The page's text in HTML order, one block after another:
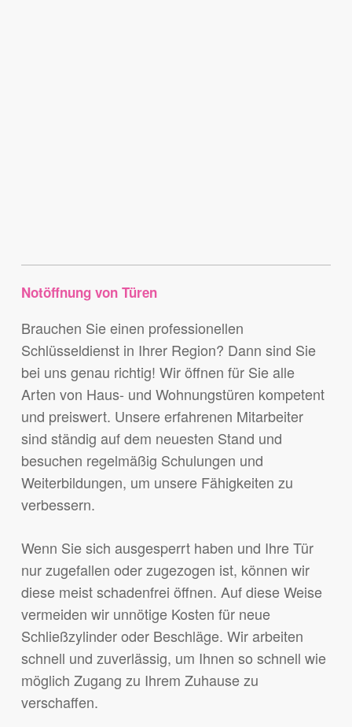
Notöffnung von Türen
Brauchen Sie einen professionellen
Schlüsseldienst in Ihrer Region? Dann sind Sie
bei uns genau richtig! Wir öffnen für Sie alle
Arten von Haus- und Wohnungstüren kompetent
und preiswert. Unsere erfahrenen Mitarbeiter
sind ständig auf dem neuesten Stand und
besuchen regelmäßig Schulungen und
Weiterbildungen, um unsere Fähigkeiten zu
verbessern.
Wenn Sie sich ausgesperrt haben und Ihre Tür
nur zugefallen oder zugezogen ist, können wir
diese meist schadenfrei öffnen. Auf diese Weise
vermeiden wir unnötige Kosten für neue
Schließzylinder oder Beschläge. Wir arbeiten
schnell und zuverlässig, um Ihnen so schnell wie
möglich Zugang zu Ihrem Zuhause zu
verschaffen.